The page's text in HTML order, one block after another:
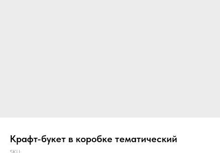
Крафт-букет в коробке тематический